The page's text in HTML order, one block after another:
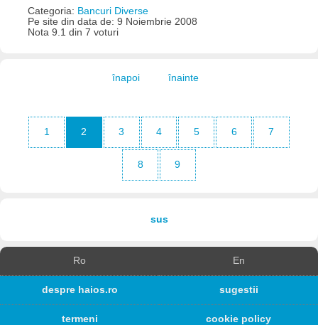
Categoria: Bancuri Diverse
Pe site din data de: 9 Noiembrie 2008
Nota 9.1 din 7 voturi
înapoi înainte
1 2 3 4 5 6 7
8 9
sus
Ro En
despre haios.ro sugestii
termeni cookie policy